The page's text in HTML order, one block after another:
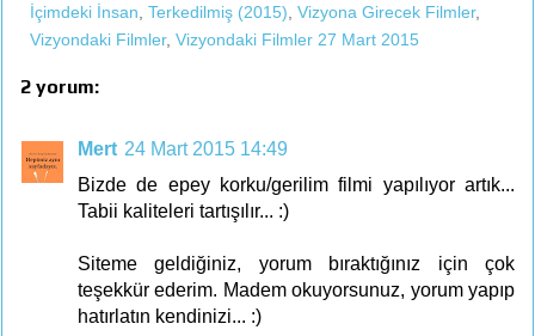
İçimdeki İnsan Terkedilmiş (2015) Vizyona Girecek Filmler,
Vizyondaki Filmler, Vizyondaki Filmler 27 Mart 2015
2 yorum:
Mert 24 Mart 2015 14:49
Bizde de epey korku/gerilim filmi yapılıyor artık...
Tabii kaliteleri tartışılır... :)
Siteme geldiğiniz, yorum bıraktığınız için çok
teşekkür ederim. Madem okuyorsunuz, yorum yapıp
hatırlatın kendinizi... :)